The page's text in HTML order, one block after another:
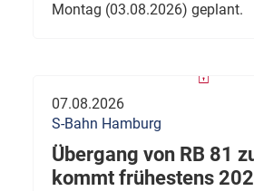
Montag (03.08.2026) geplant.
07.08.2026
S-Bahn Hamburg
Übergang von RB 81
kommt frühestens